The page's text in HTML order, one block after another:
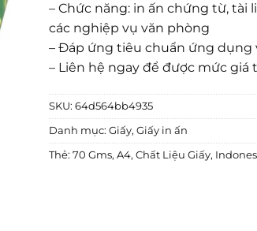
– Chức năng: in ấn chứng từ,
các nghiệp vụ văn phòng
– Đáp ứng tiêu chuẩn ứng dụng
– Liên hệ ngay để được mức giá
SKU: 64d564bb4935
Danh mục: Giấy, Giấy in ấn
Thẻ: 70 Gms, A4, Chất Liệu Giấy,